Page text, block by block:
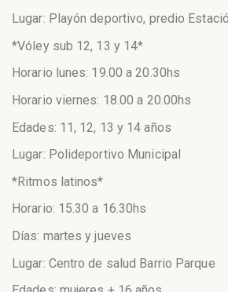
Lugar: Playón deportivo, predio
*Vóley sub 12, 13 y 14*
Horario lunes: 19.00 a 20.30hs
Horario viernes: 18.00 a 20.00hs
Edades: 11, 12, 13 y 14 años
Lugar: Polideportivo Municipal
*Ritmos latinos*
Horario: 15.30 a 16.30hs
Días: martes y jueves
Lugar: Centro de salud Barrio Parque